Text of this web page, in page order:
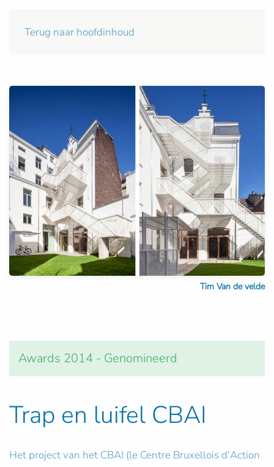
Terug naar hoofdinhoud
Tim Van de velde
Awards 2014 - Genomineerd
Trap en luifel CBAI
Het project van het CBAI (le Centre Bruxellois d'Action